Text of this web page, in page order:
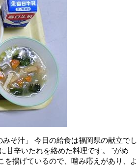
そ汁」 今日の給食は福岡県の献立でし
甘辛いたれを絡めた料理です。 "がめ
揚げているので、噛み応えがあり、よ